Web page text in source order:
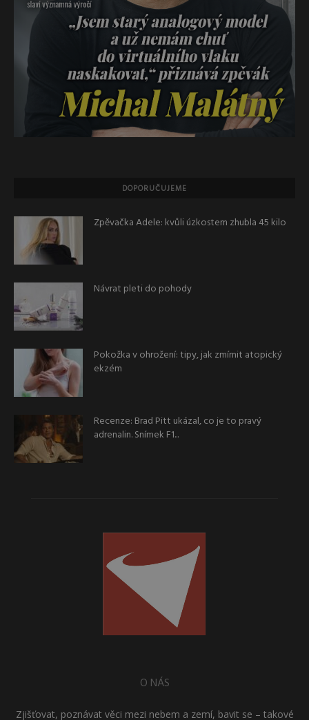
DOPORUČUJEME
Zpěvačka Adele: kvůli úzkostem zhubla 45 kilo
Návrat pleti do pohody
Pokožka v ohrožení: tipy, jak zmírnit atopický
ekzém
Recenze: Brad Pitt ukázal, co je to pravý
adrenalin. Snímek F1...
O NÁS
Zjišťovat, poznávat věci mezi nebem a zemí, bavit se – takové